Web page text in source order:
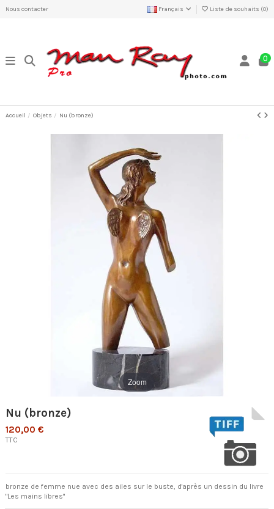
Nous contacter Français Liste de souhaits (0)
0
Accueil Objets Nu (bronze)
Zoom
Nu (bronze)
120,00 €
TTC
bronze de femme nue avec des ailes sur le buste, d'après un dessin du livre
"Les mains libres"